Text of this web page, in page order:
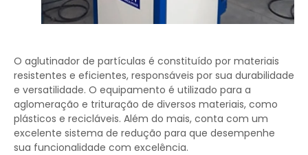
O aglutinador de partículas é constituído por materiais
resistentes e eficientes, responsáveis por sua durabilidade
e versatilidade. O equipamento é utilizado para a
aglomeração e trituração de diversos materiais, como
plásticos e recicláveis. Além do mais, conta com um
excelente sistema de redução para que desempenhe
sua funcionalidade com excelência.